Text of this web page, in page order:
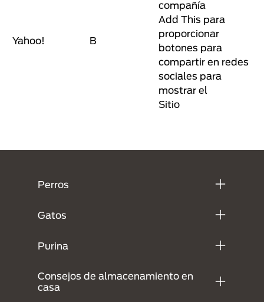
Yahoo! B
compañía
Add This para
proporcionar
botones para
compartir en redes
sociales para
mostrar el
Sitio
Perros
Gatos
Purina
Consejos de almacenamiento en
casa